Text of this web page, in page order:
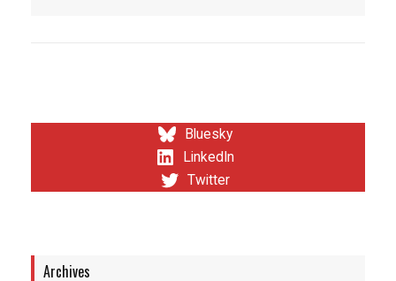
Bluesky
LinkedIn
Twitter
Archives